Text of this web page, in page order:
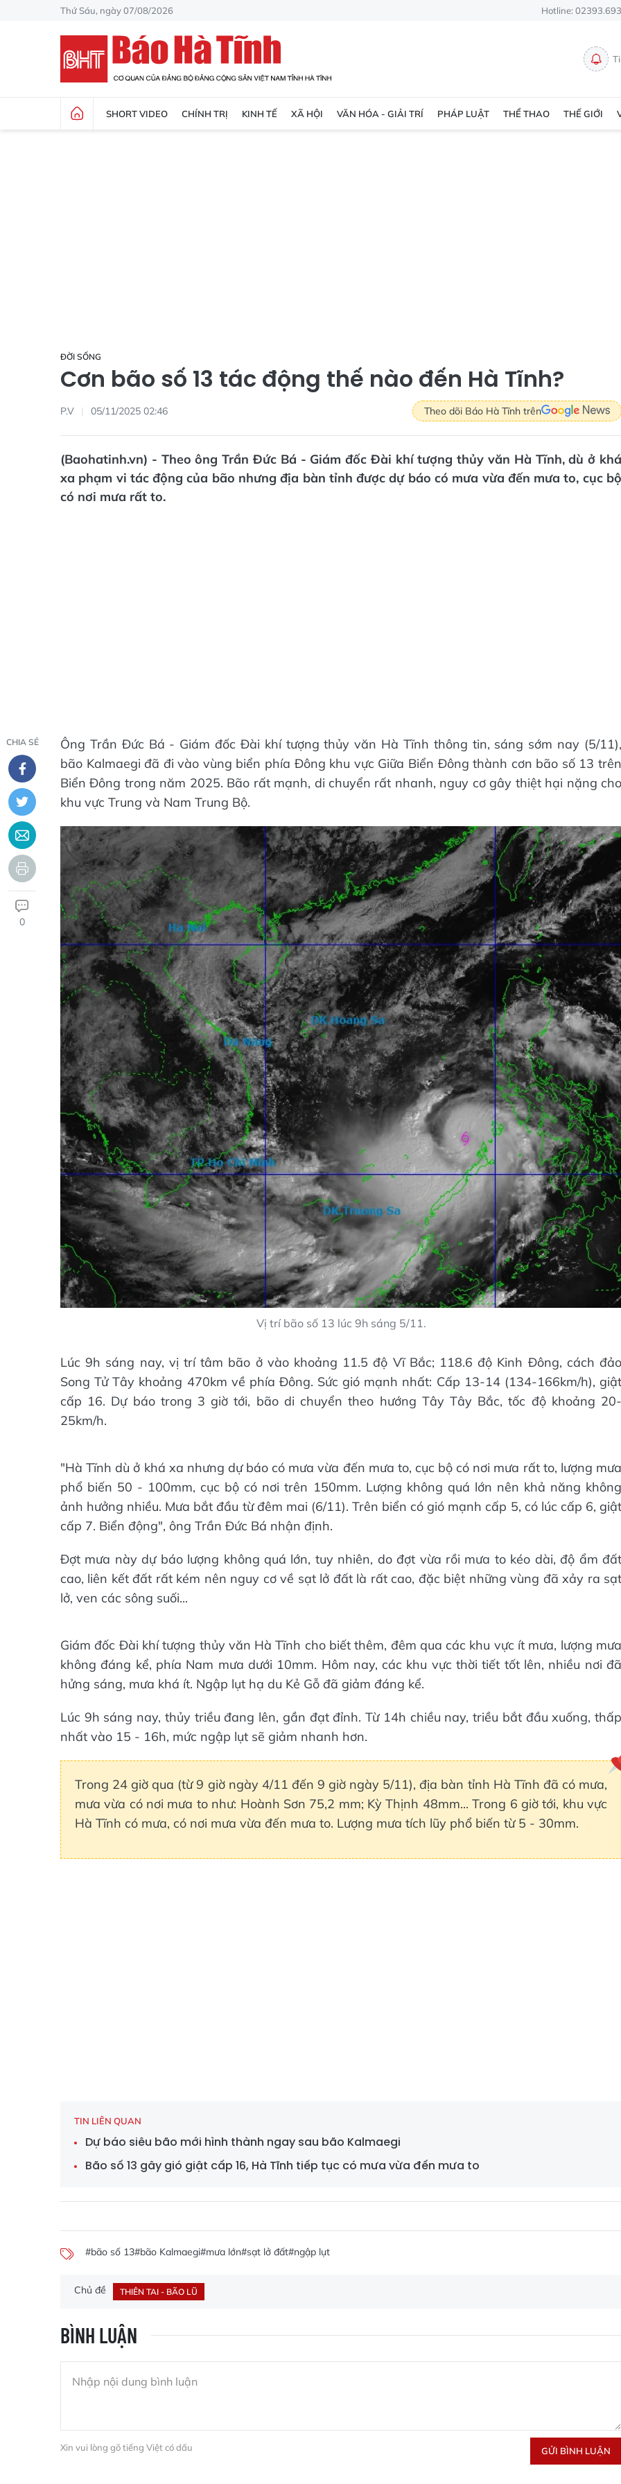
Thứ Sáu, ngày 07/08/2026 Hotline:
SHORT VIDEO CHÍNH TRỊ KINH TẾ XÃ HỘI VĂN HÓA - GIẢI TRÍ PHÁP LUẬT THỂ THAO THẾ GIỚI
ĐỜI SỐNG
Cơn bão số 13 tác động thế nào đến Hà Tĩnh?
P.V 05/11/2025 02:46 Theo dõi Báo Hà Tĩnh trên
(Baohatinh.vn) - Theo ông Trần Đức Bá - Giám đốc Đài khí tượng thủy văn Hà Tĩnh, dù ở khá
xa phạm vi tác động của bão nhưng địa bàn tỉnh được dự báo có mưa vừa đến mưa to, cục bộ
có nơi mưa rất to.
CHIA SẺ
0
Ông Trần Đức Bá - Giám đốc Đài khí tượng thủy văn Hà Tĩnh thông tin, sáng sớm nay (5/11),
bão Kalmaegi đã đi vào vùng biển phía Đông khu vực Giữa Biển Đông thành cơn bão số 13 trên
Biển Đông trong năm 2025. Bão rất mạnh, di chuyển rất nhanh, nguy cơ gây thiệt hại nặng cho
khu vực Trung và Nam Trung Bộ.
Vị trí bão số 13 lúc 9h sáng 5/11.
Lúc 9h sáng nay, vị trí tâm bão ở vào khoảng 11.5 độ Vĩ Bắc; 118.6 độ Kinh Đông, cách đảo
Song Tử Tây khoảng 470km về phía Đông. Sức gió mạnh nhất: Cấp 13-14 (134-166km/h), giật
cấp 16. Dự báo trong 3 giờ tới, bão di chuyển theo hướng Tây Tây Bắc, tốc độ khoảng 20-
25km/h.
"Hà Tĩnh dù ở khá xa nhưng dự báo có mưa vừa đến mưa to, cục bộ có nơi mưa rất to, lượng mưa
phổ biến 50 - 100mm, cục bộ có nơi trên 150mm. Lượng không quá lớn nên khả năng không
ảnh hưởng nhiều. Mưa bắt đầu từ đêm mai (6/11). Trên biển có gió mạnh cấp 5, có lúc cấp 6, giật
cấp 7. Biển động", ông Trần Đức Bá nhận định.
Đợt mưa này dự báo lượng không quá lớn, tuy nhiên, do đợt vừa rồi mưa to kéo dài, độ ẩm đất
cao, liên kết đất rất kém nên nguy cơ về sạt lở đất là rất cao, đặc biệt những vùng đã xảy ra sạt
lở, ven các sông suối...
Giám đốc Đài khí tượng thủy văn Hà Tĩnh cho biết thêm, đêm qua các khu vực ít mưa, lượng mưa
không đáng kể, phía Nam mưa dưới 10mm. Hôm nay, các khu vực thời tiết tốt lên, nhiều nơi đã
hửng sáng, mưa khá ít. Ngập lụt hạ du Kẻ Gỗ đã giảm đáng kể.
Lúc 9h sáng nay, thủy triều đang lên, gần đạt đỉnh. Từ 14h chiều nay, triều bắt đầu xuống, thấp
nhất vào 15 - 16h, mức ngập lụt sẽ giảm nhanh hơn.
Trong 24 giờ qua (từ 9 giờ ngày 4/11 đến 9 giờ ngày 5/11), địa bàn tỉnh Hà Tĩnh đã có mưa,
mưa vừa có nơi mưa to như: Hoành Sơn 75,2 mm; Kỳ Thịnh 48mm... Trong 6 giờ tới, khu vực
Hà Tĩnh có mưa, có nơi mưa vừa đến mưa to. Lượng mưa tích lũy phổ biến từ 5 - 30mm.
TIN LIÊN QUAN
Dự báo siêu bão mới hình thành ngay sau bão Kalmaegi
Bão số 13 gây gió giật cấp 16, Hà Tĩnh tiếp tục có mưa vừa đến mưa to
#bão số 13#bão Kalmaegi#mưa lớn#sạt lở đất#ngập lụt
Chủ đề THIÊN TAI - BÃO LŨ
BÌNH LUẬN
Xin vui lòng gõ tiếng Việt có dấu GỬI BÌNH LUẬN